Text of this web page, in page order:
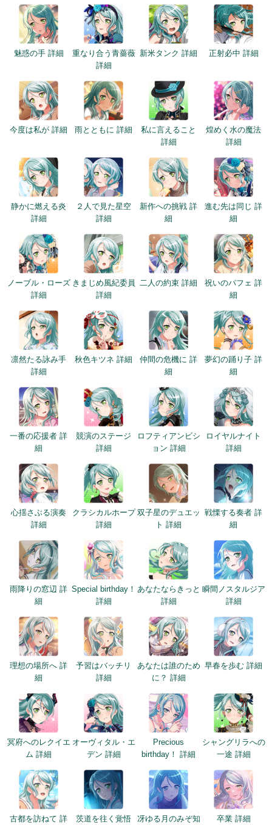
魅惑の手 詳細
重なり合う青薔薇
詳細
新米タンク 詳細 正射必中 詳細
今度は私が 詳細 雨とともに 詳細
私に言えること
詳細
煌めく水の魔法
詳細
静かに燃える炎
詳細
２人で見た星空
詳細
新作への挑戦 詳
細
進む先は同じ 詳
細
ノーブル・ローズ
詳細
きまじめ風紀委員
詳細
二人の約束 詳細
祝いのパフェ 詳
細
凛然たる詠み手
詳細
秋色キツネ 詳細
仲間の危機に 詳
細
夢幻の踊り子 詳
細
一番の応援者 詳
細
競演のステージ
詳細
ロフティアンビシ
ョン 詳細
ロイヤルナイト
詳細
心揺さぶる演奏
詳細
クラシカルホープ
詳細
双子星のデュエッ
ト 詳細
戦慄する奏者 詳
細
雨降りの窓辺 詳
細
Special birthday！
詳細
あなたならきっと
詳細
瞬間ノスタルジア
詳細
理想の場所へ 詳
細
予習はバッチリ
詳細
あなたは誰のため
に？ 詳細
早春を歩む 詳細
冥府へのレクイエ
ム 詳細
オーヴィタル・エ
デン 詳細
Precious
birthday！ 詳細
シャングリラへの
一途 詳細
古都を訪ねて 詳 茨道を往く覚悟 冴ゆる月のみぞ知 卒業 詳細